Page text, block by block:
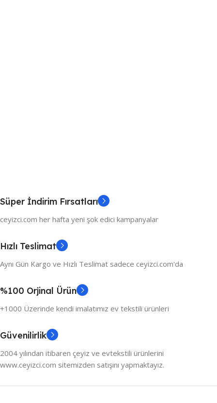
Süper İndirim Fırsatları
ceyizci.com her hafta yeni şok edici kampanyalar
Hızlı Teslimat
Aynı Gün Kargo ve Hızlı Teslimat sadece ceyizci.com'da
%100 Orjinal Ürün
+1000 Üzerinde kendi imalatımız ev tekstili ürünleri
Güvenilirlik
2004 yılından itibaren çeyiz ve evtekstili ürünlerini
www.ceyizci.com sitemizden satışını yapmaktayız.